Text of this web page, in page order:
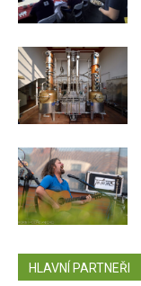
HLAVNÍ PARTNEŘI